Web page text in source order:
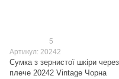
5
Артикул: 20242
Сумка з зернистої шкіри через
плече 20242 Vintage Чорна